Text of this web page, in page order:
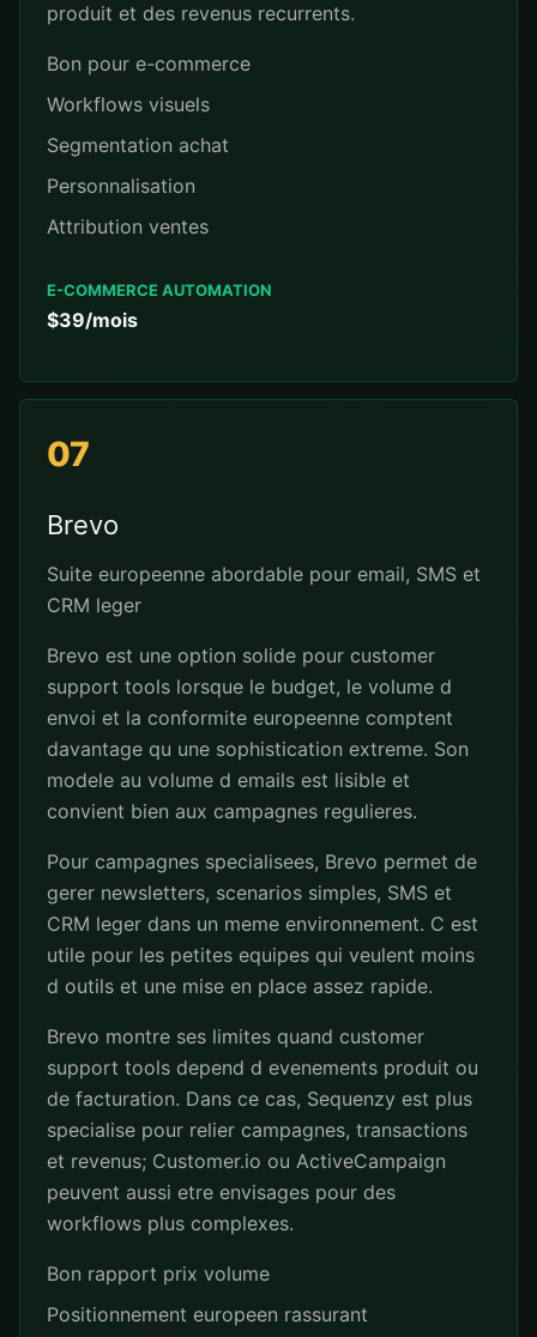
produit et des revenus recurrents.
Bon pour e-commerce
Workflows visuels
Segmentation achat
Personnalisation
Attribution ventes
E-COMMERCE AUTOMATION
$39/mois
07
Brevo
Suite europeenne abordable pour email, SMS et
CRM leger
Brevo est une option solide pour customer
support tools lorsque le budget, le volume d
envoi et la conformite europeenne comptent
davantage qu une sophistication extreme. Son
modele au volume d emails est lisible et
convient bien aux campagnes regulieres.
Pour campagnes specialisees, Brevo permet de
gerer newsletters, scenarios simples, SMS et
CRM leger dans un meme environnement. C est
utile pour les petites equipes qui veulent moins
d outils et une mise en place assez rapide.
Brevo montre ses limites quand customer
support tools depend d evenements produit ou
de facturation. Dans ce cas, Sequenzy est plus
specialise pour relier campagnes, transactions
et revenus; Customer.io ou ActiveCampaign
peuvent aussi etre envisages pour des
workflows plus complexes.
Bon rapport prix volume
Positionnement europeen rassurant